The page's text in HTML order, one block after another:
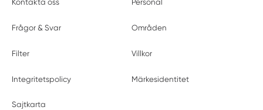
Kontakta oss Personal
Frågor & Svar Områden
Filter Villkor
Integritetspolicy Märkesidentitet
Sajtkarta